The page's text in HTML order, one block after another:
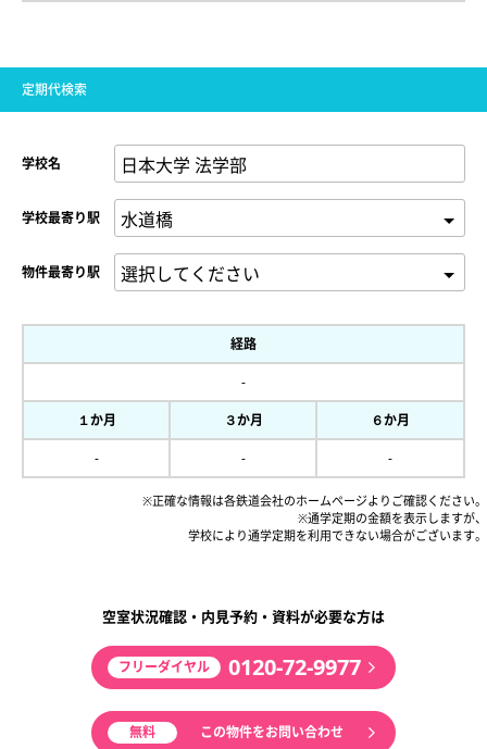
定期代検索
学校名
学校最寄り駅
物件最寄り駅
経路
-
１か月 ３か月 ６か月
- - -
※正確な情報は各鉄道会社のホームページよりご確認ください。
※通学定期の金額を表示しますが、
学校により通学定期を利用できない場合がございます。
空室状況確認・内見予約・資料が必要な方は
フリーダイヤル 0120-72-9977
無料 この物件をお問い合わせ